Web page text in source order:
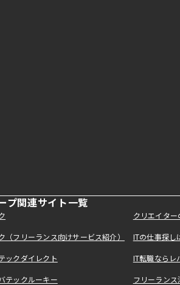
プ関連サイト一覧
クリエイタ
（フリーランス向けサービス紹介） ITの仕事探
ックダイレクト IT転職なら
テックルーキー フリーラン